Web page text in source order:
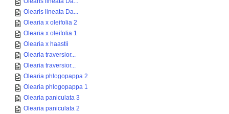
Olearis lineata Da...
Olearia x oleifolia 2
Olearia x oleifolia 1
Olearia x haastii
Olearia traversior...
Olearia traversior...
Olearia phlogopappa 2
Olearia phlogopappa 1
Olearia paniculata 3
Olearia paniculata 2